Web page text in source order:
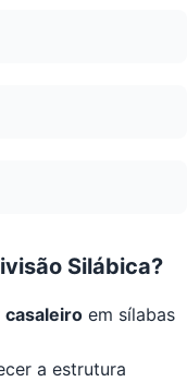
Silábica?
casaleiro em sílabas
a estrutura